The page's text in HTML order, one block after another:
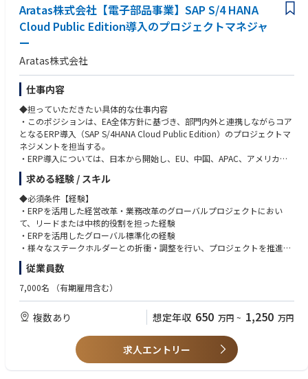
グローバル企業の本社機能の一員として、事業にとってのITの価値を具体
的に実現できる点にやりがいがある。
◆業界動向と自社事業の特徴
【事業内容】リレー・スイッチ・センサ等の中核デバイスで蓄積した“繋
ぐ・切る”技術と高品質・信頼性を強みに、EV・エネルギー・産業機器な
ど成長市場を支える電子部品事業。
【強み】長年培った高品質・高信頼性の技術力とグローバル顧客基盤。
【今後の展望】独立化により意思決定の迅速化と投資力を強化し、急拡大
する電動化・デジタル化領域での事業成長を加速。その基盤として、グロ
ーバルで標準化されたIT環境の構築を推進する。
◆歓迎する人物像
・業務変革に対して、既存の業務形態や組織風土に捉われず、標準化・最
適化を前提にプロジェクトを遂行する強い意志と行動力を有する人財
・海外現地法人の関係者との協業関係構築と意思疎通ができる人財
◆使用する開発言語・ソフト・装置/機器等
SAP S/4HANA Cloud Public Editionを中心に、プロジェクトマネジメント
ツール、各種コラボレーションツール（Teams等）を活用
Aratas株式会社【電子部品事業】SAP S/4 HANA
Cloud Public Edition導入のプロジェクトマネジャ
ー
Aratas株式会社
仕事内容
◆担っていただきたい具体的な仕事内容
・このポジションは、EA全体方針に基づき、部門内外と連携しながらコア
となるERP導入（SAP S/4HANA Cloud Public Edition）のプロジェクトマ
ネジメントを担当する。
・ERP導入については、日本から開始し、EU、中国、APAC、アメリカの
順に展開し、3年を目途に完了することを目標としている。
・日本での立上げフェーズをリードするとともに、グローバル展開に向け
た導入モデルの確立および各地域展開の推進を担う。
◆具体的な仕事内容に対しての期待する成果
・SAP S/4HANA Cloud Public Edition導入をPMとしてリードし、日本で
の本番稼働およびグローバル展開の基盤を確立
ステム基盤を構築
・グローバルステークホルダーを巻き込み、プロジェクトを完遂し、独立
後の事業運営をITで支える基盤を確立
◆この仕事の魅力
という中核プロジェクトをリードし、グローバルに展開していく。
特に、日本での立上げフェーズから参画し、グローバル展開の基盤となる
求める経験 / スキル
◆必須条件【経験】
・ERPを活用した経営改革・業務改革のグローバルプロジェクトにおい
て、リードまたは中核的役割を担った経験
・ERPを活用したグローバル標準化の経験
・様々なステークホルダーとの折衝・調整を行い、プロジェクトを推進し
た経験
◆必須条件【スキル】
定領域に強みを保有）
・日本語・英語ともにビジネスレベル（グローバルプロジェクトでの会
議・資料作成・コミュニケーションが可能）
従業員数
7,000名 （有期雇用含む）
複数あり 想定年収 650 万円 ~ 1,250 万円
求人エントリー